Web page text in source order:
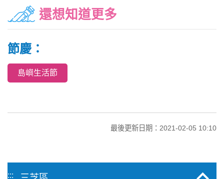
還想知道更多
節慶：
島嶼生活節
最後更新日期：2021-02-05 10:10
:::